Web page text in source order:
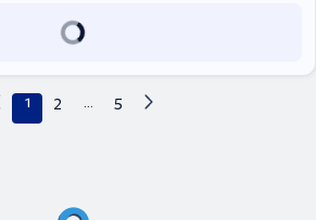
1 2 ... 5